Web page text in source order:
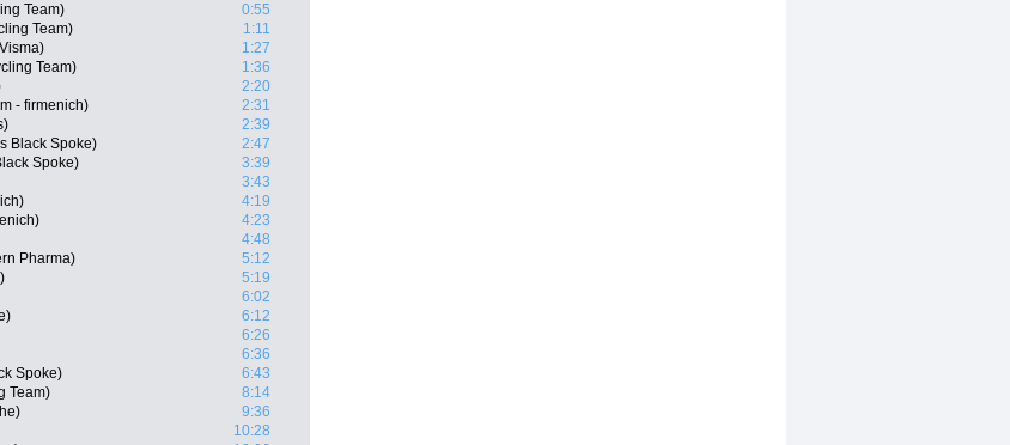
Team)
0:55
Team)
1:11
1:27
Team)
1:36
2:20
- firmenich)
2:31
2:39
Black Spoke)
2:47
Spoke)
3:39
3:43
4:19
4:23
4:48
Pharma)
5:12
5:19
6:02
6:12
6:26
6:36
Spoke)
6:43
Team)
8:14
9:36
10:28